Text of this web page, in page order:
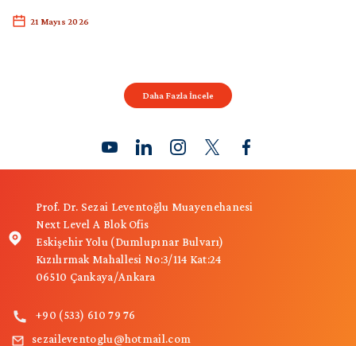
21 Mayıs 2026
Daha Fazla İncele
Prof. Dr. Sezai Leventoğlu Muayenehanesi
Next Level A Blok Ofis
Eskişehir Yolu (Dumlupınar Bulvarı)
Kızılırmak Mahallesi No:3/114 Kat:24
06510 Çankaya/Ankara
+90 (533) 610 79 76
sezaileventoglu@hotmail.com